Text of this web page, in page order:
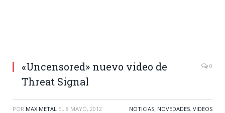
«Uncensored» nuevo video de
Threat Signal
0
POR MAX METAL EL 8 MAYO, 2012 NOTICIAS, NOVEDADES, VIDEOS